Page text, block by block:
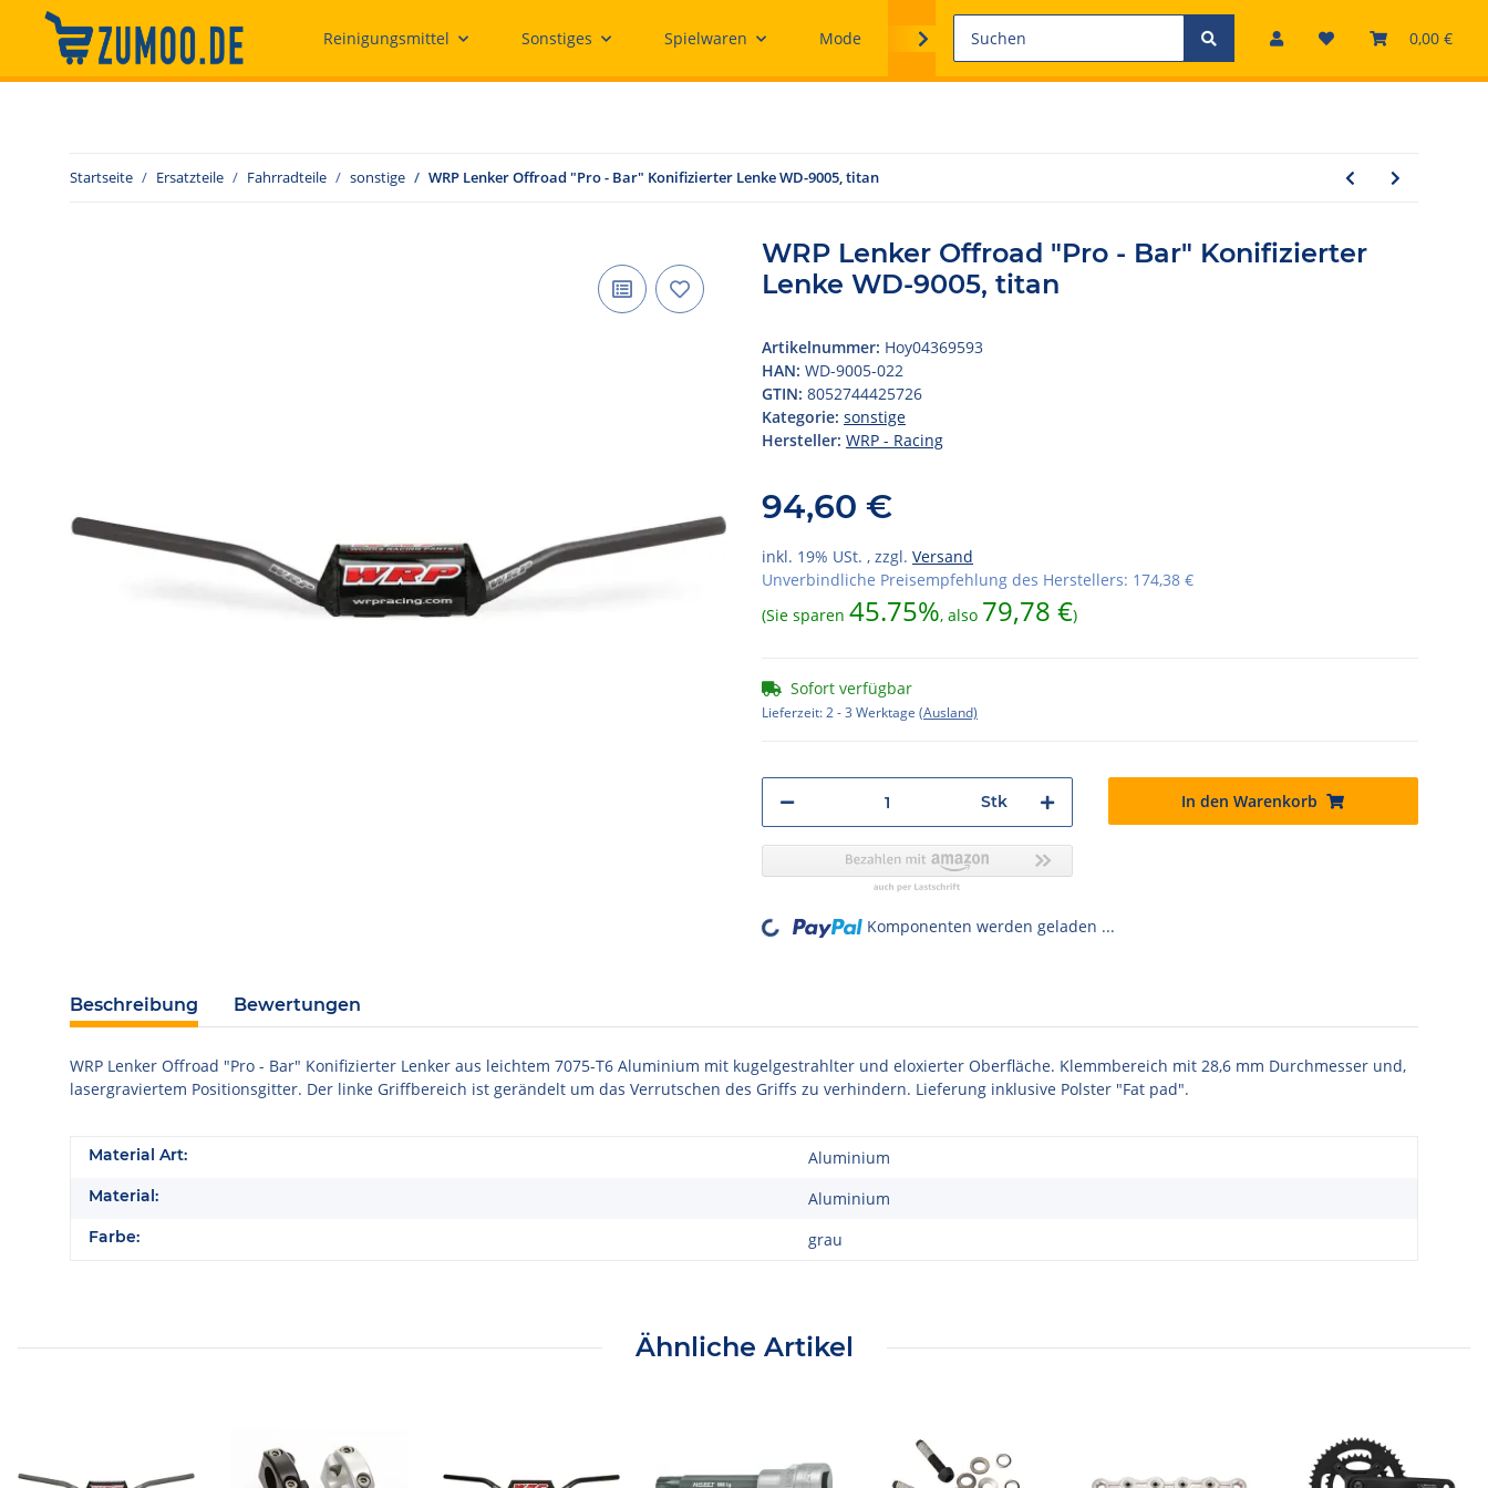
0,00 €
Reinigungsmittel Sonstiges Spielwaren Mode Ersatzteile
Startseite Ersatzteile Fahrradteile sonstige WRP Lenker Offroad "Pro - Bar" Konifizierter Lenke WD-9005, titan
WRP Lenker Offroad "Pro - Bar" Konifizierter
Lenke WD-9005, titan
Artikelnummer: Hoy04369593
HAN: WD-9005-022
GTIN: 8052744425726
Kategorie: sonstige
Hersteller: WRP - Racing
94,60 €
inkl. 19% USt. , zzgl. Versand
Unverbindliche Preisempfehlung des Herstellers: 174,38 €
(Sie sparen 45.75%, also 79,78 €)
Sofort verfügbar
Lieferzeit:2 - 3 Werktage (Ausland)
Stk In den Warenkorb
Loading... Komponenten werden geladen ...
Beschreibung Bewertungen
WRP Lenker Offroad "Pro - Bar" Konifizierter Lenker aus leichtem 7075-T6 Aluminium mit kugelgestrahlter und eloxierter Oberfläche. Klemmbereich mit 28,6 mm Durchmesser und,
lasergraviertem Positionsgitter. Der linke Griffbereich ist gerändelt um das Verrutschen des Griffs zu verhindern. Lieferung inklusive Polster "Fat pad".
Material Art: Aluminium
Material: Aluminium
Farbe: grau
Ähnliche Artikel